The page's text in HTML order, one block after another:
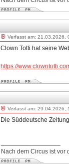
Verfasst am: 21.03.2026,
Clown Totti hat seine
https://
Verfasst am: 29.04.2026,
Die Süddeutsche
Nach dem Circus ist vor